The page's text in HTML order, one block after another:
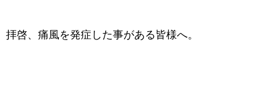
拝啓、痛風を発症した事がある皆様へ。